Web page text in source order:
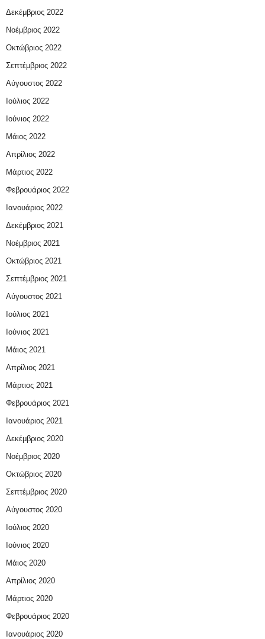
Δεκέμβριος 2022
Νοέμβριος 2022
Οκτώβριος 2022
Σεπτέμβριος 2022
Αύγουστος 2022
Ιούλιος 2022
Ιούνιος 2022
Μάιος 2022
Απρίλιος 2022
Μάρτιος 2022
Φεβρουάριος 2022
Ιανουάριος 2022
Δεκέμβριος 2021
Νοέμβριος 2021
Οκτώβριος 2021
Σεπτέμβριος 2021
Αύγουστος 2021
Ιούλιος 2021
Ιούνιος 2021
Μάιος 2021
Απρίλιος 2021
Μάρτιος 2021
Φεβρουάριος 2021
Ιανουάριος 2021
Δεκέμβριος 2020
Νοέμβριος 2020
Οκτώβριος 2020
Σεπτέμβριος 2020
Αύγουστος 2020
Ιούλιος 2020
Ιούνιος 2020
Μάιος 2020
Απρίλιος 2020
Μάρτιος 2020
Φεβρουάριος 2020
Ιανουάριος 2020